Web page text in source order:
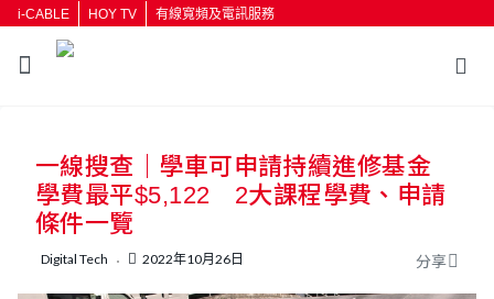
i-CABLE HOY TV 有線寬頻及電訊服務
按輸入鍵開始搜尋
一線搜查｜學車可申請持續進修基金
學費最平$5,122 2大課程學費、申請
條件一覽
Digital Tech 2022年10月26日 分享